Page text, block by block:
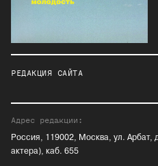
РЕДАКЦИЯ САЙТА
Адрес редакции:
Россия, 119002, Москва, ул.
актера), каб. 655